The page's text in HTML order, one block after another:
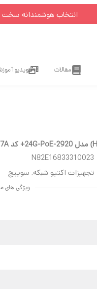
انتخاب هوشمندانه سخت
مقالات ویدیو
N82E16833310023
تجهیزات اکتیو شبکه, سوییچ
ویژگی های